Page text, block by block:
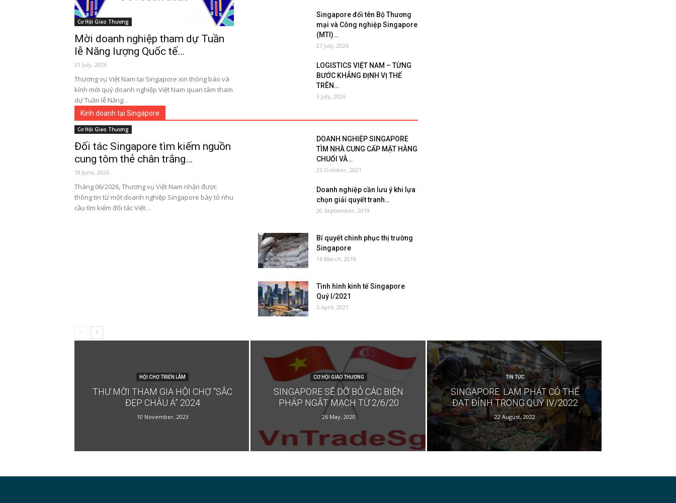
Cơ Hội Giao Thương
Mời doanh nghiệp tham dự Tuần
lễ Năng lượng Quốc tế…
31 July, 2026
Thương vụ Việt Nam tại Singapore xin thông báo và
kính mời quý doanh nghiệp Việt Nam quan tâm tham
dự Tuần lễ Năng…
Singapore đổi tên Bộ Thương
mại và Công nghiệp Singapore
(MTI)…
27 July, 2026
LOGISTICS VIỆT NAM – TỪNG
BƯỚC KHẲNG ĐỊNH VỊ THẾ
TRÊN…
3 July, 2026
Kinh doanh tại Singapore
Cơ Hội Giao Thương
Đối tác Singapore tìm kiếm nguồn
cung tôm thẻ chân trắng…
18 June, 2026
Tháng 06/2026, Thương vụ Việt Nam nhận được
thông tin từ một doanh nghiệp Singapore bày tỏ nhu
cầu tìm kiếm đối tác Việt…
DOANH NGHIỆP SINGAPORE
TÌM NHÀ CUNG CẤP MẶT HÀNG
CHUỐI VÀ…
25 October, 2021
Doanh nghiệp cần lưu ý khi lựa
chọn giải quyết tranh…
20 September, 2019
Bí quyết chinh phục thị trường
Singapore
16 March, 2019
Tình hình kinh tế Singapore
Quý I/2021
5 April, 2021
HỘI CHỢ TRIỂN LÃM
THƯ MỜI THAM GIA HỘI CHỢ “SẮC
ĐẸP CHÂU Á” 2024
10 November, 2023
CƠ HỘI GIAO THƯƠNG
SINGAPORE SẼ DỠ BỎ CÁC BIỆN
PHÁP NGẮT MẠCH TỪ 2/6/20
26 May, 2020
TIN TỨC
SINGAPORE: LẠM PHÁT CÓ THỂ
ĐẠT ĐỈNH TRONG QUÝ IV/2022
22 August, 2022